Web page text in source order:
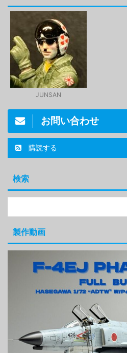
JUNSAN
お問い合わせ
購読する
検索
製作動画